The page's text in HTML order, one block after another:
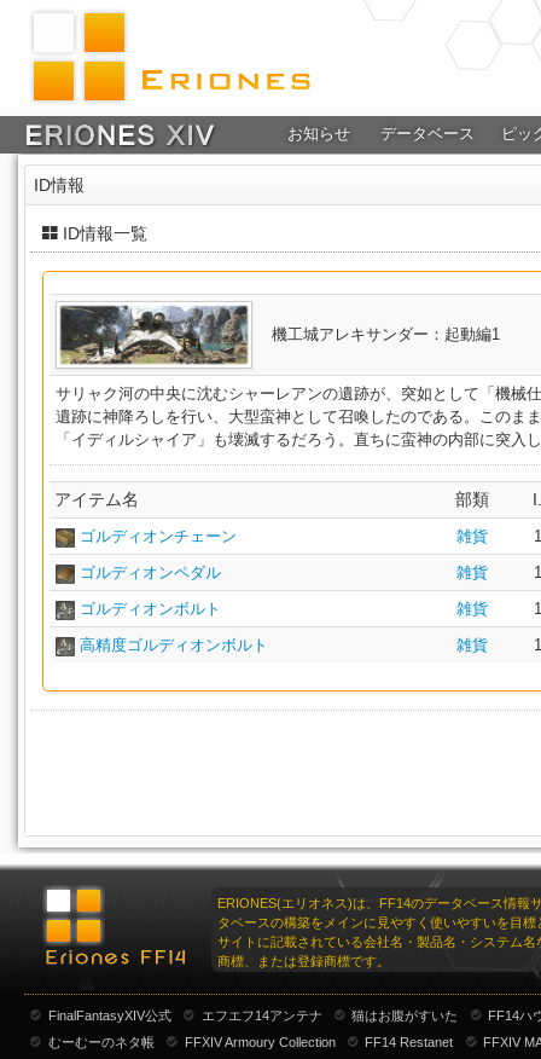
お知らせ データベース ピッ
ID情報
ID情報一覧
機工城アレキサンダー：起動編1
サリャク河の中央に沈むシャーレアンの遺跡が、突如として「機械
遺跡に神降ろしを行い、大型蛮神として召喚したのである。このま
「イディルシャイア」も壊滅するだろう。直ちに蛮神の内部に突
アイテム名 部類
ゴルディオンチェーン 雑貨
ゴルディオンペダル
雑貨
ゴルディオンボルト
雑貨
高精度ゴルディオンボルト
雑貨
ERIONES(エリオネス)は、FF14のデータベース情報
タベースの構築をメインに見やすく使いやすいを目標
サイトに記載されている会社名・製品名・システム名
商標、または登録商標です。
FinalFantasyXIV公式 エフエフ14アンテナ 猫はお腹がすいた
FF14ハ
むーむーのネタ帳
FFXIV Armoury Collection FF14 Restanet FFXIV